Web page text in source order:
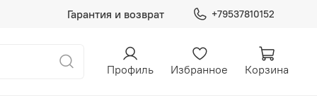
Гарантия и возврат +79537810152
Профиль Избранное Корзина